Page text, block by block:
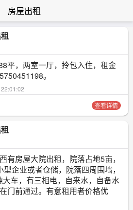
房屋出租
平，两室一厅，拎包入住，租金
。
查看详情
有房屋大院出租，院落占地5亩，
企业或者仓储，院落四周围墙，
车，有三相电，自来水，自备水
门前通过。有意租用者价格优